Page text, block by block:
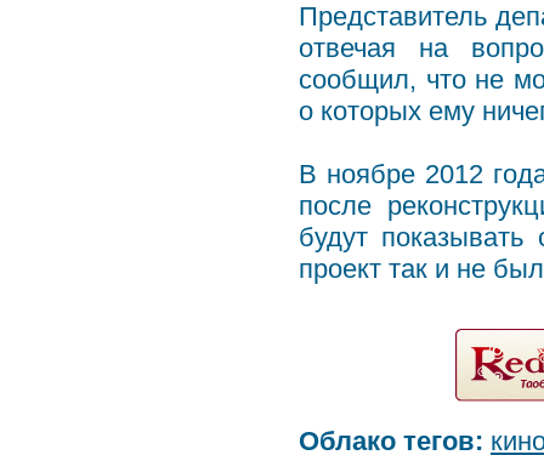
Представитель
отвечая на
сообщил, что не
о которых ему
В ноябре 2012
после
будут
проект так и не
Облако тегов: